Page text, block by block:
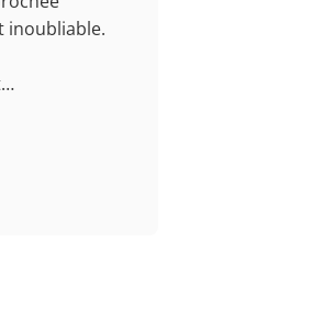
inoubliable.